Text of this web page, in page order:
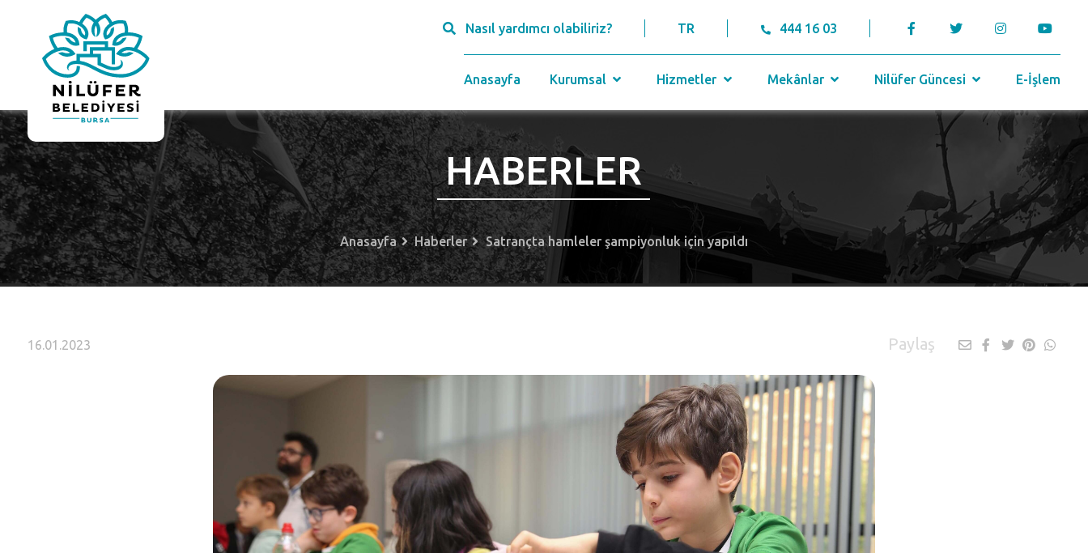
Nasıl yardımcı olabiliriz? TR 444 16 03
Anasayfa Kurumsal Hizmetler Mekânlar Nilüfer Güncesi E-İşlem
HABERLER
Anasayfa Haberler Satrançta hamleler şampiyonluk için yapıldı
16.01.2023 Paylaş